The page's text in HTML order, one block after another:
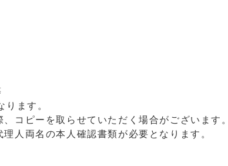
ます。
コピーを取らせていただく場合がございます。
人両名の本人確認書類が必要となります。